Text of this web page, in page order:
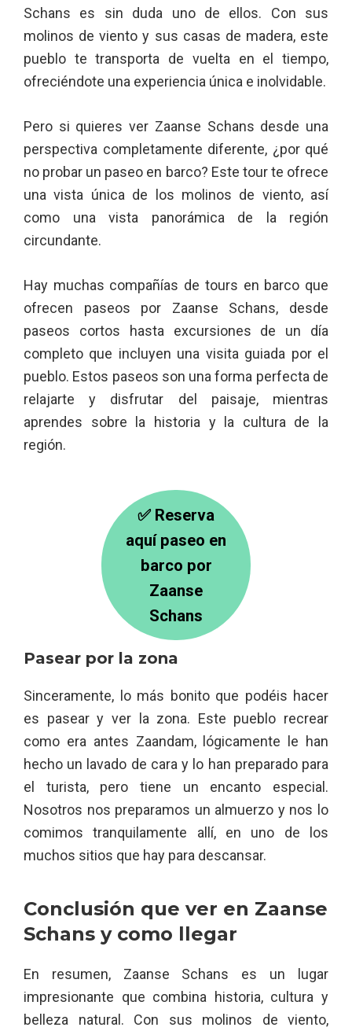
Schans es sin duda uno de ellos. Con sus
molinos de viento y sus casas de madera, este
pueblo te transporta de vuelta en el tiempo,
ofreciéndote una experiencia única e inolvidable.
Pero si quieres ver Zaanse Schans desde una
perspectiva completamente diferente, ¿por qué
no probar un paseo en barco? Este tour te ofrece
una vista única de los molinos de viento, así
como una vista panorámica de la región
circundante.
Hay muchas compañías de tours en barco que
ofrecen paseos por Zaanse Schans, desde
paseos cortos hasta excursiones de un día
completo que incluyen una visita guiada por el
pueblo. Estos paseos son una forma perfecta de
relajarte y disfrutar del paisaje, mientras
aprendes sobre la historia y la cultura de la
región.
✅ Reserva
aquí paseo en
barco por
Zaanse
Schans
Pasear por la zona
Sinceramente, lo más bonito que podéis hacer
es pasear y ver la zona. Este pueblo recrear
como era antes Zaandam, lógicamente le han
hecho un lavado de cara y lo han preparado para
el turista, pero tiene un encanto especial.
Nosotros nos preparamos un almuerzo y nos lo
comimos tranquilamente allí, en uno de los
muchos sitios que hay para descansar.
Conclusión que ver en Zaanse
Schans y como llegar
En resumen, Zaanse Schans es un lugar
impresionante que combina historia, cultura y
belleza natural. Con sus molinos de viento,